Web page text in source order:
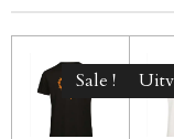
Sale !